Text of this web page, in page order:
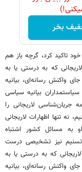
بخر
تاکید کرد، گرچه باز هم
که به درستی یا به
واکنش رسانه‌ای، بیانیه
بیانیه سیاسی
لاریجانی را
نه تنها اظهارات لاریجانی
به مسائل کشور اشتباه
نیز تشخیصی درست
که به درستی یا به
واکنش رسانه‌ای، بیانیه